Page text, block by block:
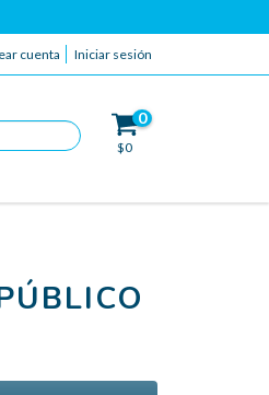
cuenta Iniciar sesión
0
$0